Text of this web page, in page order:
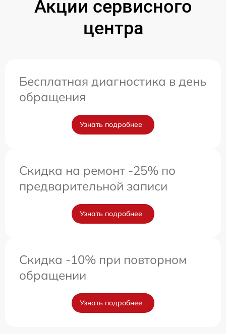
Акции сервисного
центра
Бесплатная диагностика в день
обращения
Узнать подробнее
Скидка на ремонт -25% по
предварительной записи
Узнать подробнее
Скидка -10% при повторном
обращении
Узнать подробнее